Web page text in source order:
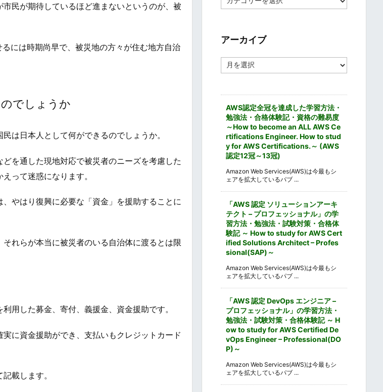
民が期待しているほど進まないというのが、被
には時期尚早で、被災地の方々が住む地方自治
でしょうか
は日本人として何ができるのでしょうか。
を通した現地対応で被災者のニーズを考慮した
って迷惑になります。
やはり復興に必要な「資金」を援助することに
れらが本当に被災者のいる自治体に渡るとは限
用した募金、寄付、義援金、資金援助です。
に資金援助ができ、支払いもクレジットカード
載します。
テ
ー
アーカイブ
ー
AWS認定全冠を達成した学習方法・
勉強法・合格体験記・資格の難易度
～How to become an ALL AWS Ce
rtifications Engineer. How to stud
y for AWS Certifications.～ (AWS
認定12冠～13冠)
Amazon Web Services(AWS)は今最もシ
ェアを拡大しているパブ ...
「AWS 認定 ソリューションアーキ
テクト – プロフェッショナル」の学
習方法・勉強法・試験対策・合格体
験記 ～ How to study for AWS Cert
ified Solutions Architect – Profes
sional(SAP)～
Amazon Web Services(AWS)は今最もシ
ェアを拡大しているパブ ...
「AWS 認定 DevOps エンジニア –
プロフェッショナル」の学習方法・
勉強法・試験対策・合格体験記 ～ H
ow to study for AWS Certified De
vOps Engineer – Professional(DO
P)～
Amazon Web Services(AWS)は今最もシ
ェアを拡大しているパブ ...